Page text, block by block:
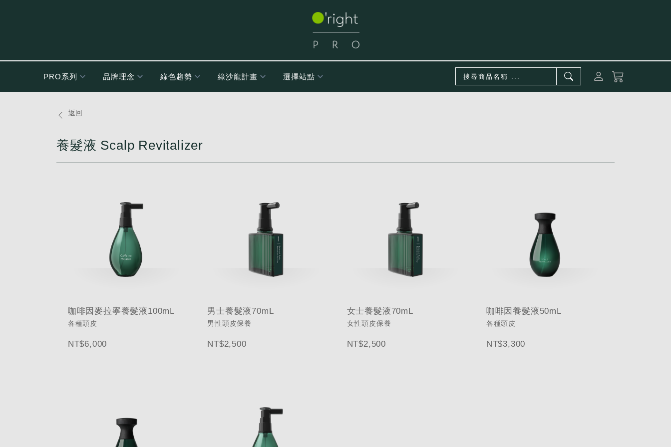
PRO系列 品牌理念 綠色趨勢 綠沙龍計畫 選擇站點
養髮液
返回
養髮液 Scalp Revitalizer
咖啡因麥拉寧養髮液100mL
各種頭皮
NT$6,000
男士養髮液70mL
男性頭皮保養
NT$2,500
女士養髮液70mL
女性頭皮保養
NT$2,500
咖啡因養髮液50mL
各種頭皮
NT$3,300